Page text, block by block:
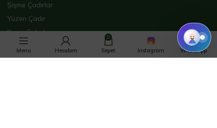
Şişme Çadırlar
Yüzen Çadır
Kamp Sobaları
Kamp Sobası Ekipmanları
Şişme Sinevizyon
Menu Hesabım
0
Sepet Instagram WhatsApp